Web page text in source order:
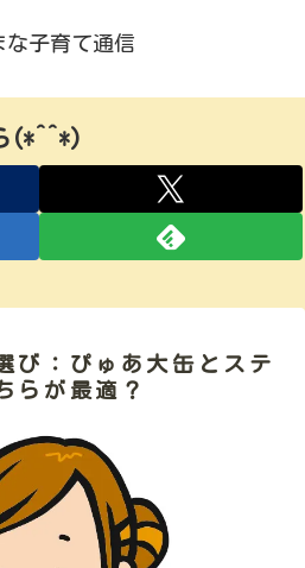
な子育て通信
(*^^*)
び：ぴゅあ大缶とステ
らが最適？